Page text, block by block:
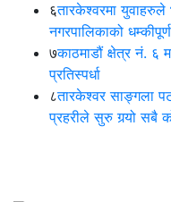
६तारकेश्वरमा युवाहरुले
नगरपालिकाको धम्कीपूर्ण
७काठमाडौं क्षेत्र नं. ६
प्रतिस्पर्धा
८तारकेश्वर साङ्गला
प्रहरीले सुरु गर्‍यो सबै